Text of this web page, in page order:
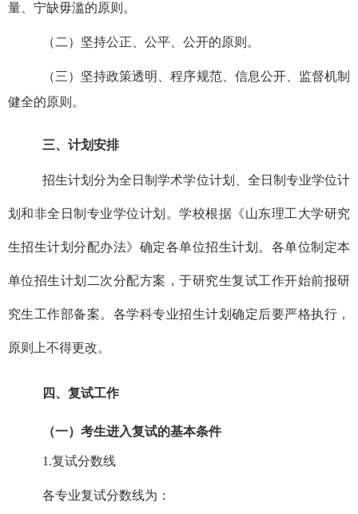
量、宁缺毋滥的原则。
（二） 坚持公正、公平、公开的原则。
（三） 坚持政策透明、程序规范、信息公开、监督机制
健全的原则。
三、计划安排
招生计划分为全日制学术学位计划、全日制专业学位计
划和非全日制专业学位计划。学校根据 《山东理工大学研究
生招生计划分配办法》 确定各单位招生计划。各单位制定本
单位招生计划二次分配方案，于研究生复试工作开始前报研
究生工作部备案。各学科专业招生计划确定后要严格执行，
原则上不得更改。
四、复试工作
（一）考生进入复试的基本条件
1.复试分数线
各专业复试分数线为：